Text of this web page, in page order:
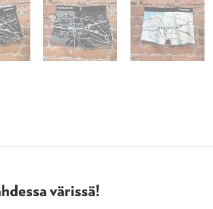
värissä!